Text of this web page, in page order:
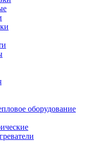
оборудование